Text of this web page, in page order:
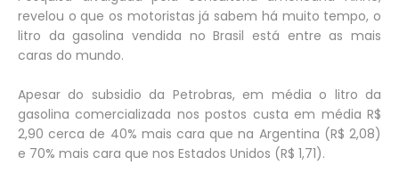
revelou o que os motoristas já sabem há muito tempo, o
litro da gasolina vendida no Brasil está entre as mais
caras do mundo.
Apesar do subsidio da Petrobras, em média o litro da
gasolina comercializada nos postos custa em média R$
2,90 cerca de 40% mais cara que na Argentina (R$ 2,08)
e 70% mais cara que nos Estados Unidos (R$ 1,71).